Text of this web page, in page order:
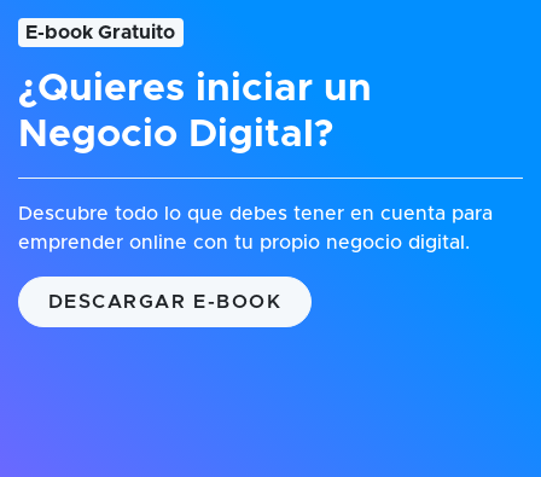
E-book Gratuito
¿Quieres iniciar un
Negocio Digital?
Descubre todo lo que debes tener en cuenta para
emprender online con tu propio negocio digital.
DESCARGAR E-BOOK